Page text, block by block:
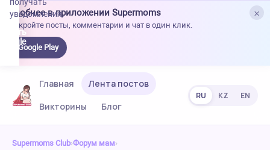
×
Удобнее в приложении Supermoms
Откройте посты, комментарии и чат в один клик.
Google Play
уведомления.
Главная
Лента постов
Викторины
Блог
RU KZ EN
Supermoms Club›Форум мам›